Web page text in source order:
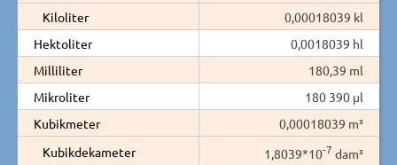
Kiloliter
0,00018039 kl
Hektoliter
0,0018039 hl
Milliliter
180,39 ml
Mikroliter
180 390 µl
Kubikmeter
0,00018039 m³
Kubikdekameter
1,8039*10-7 dam³